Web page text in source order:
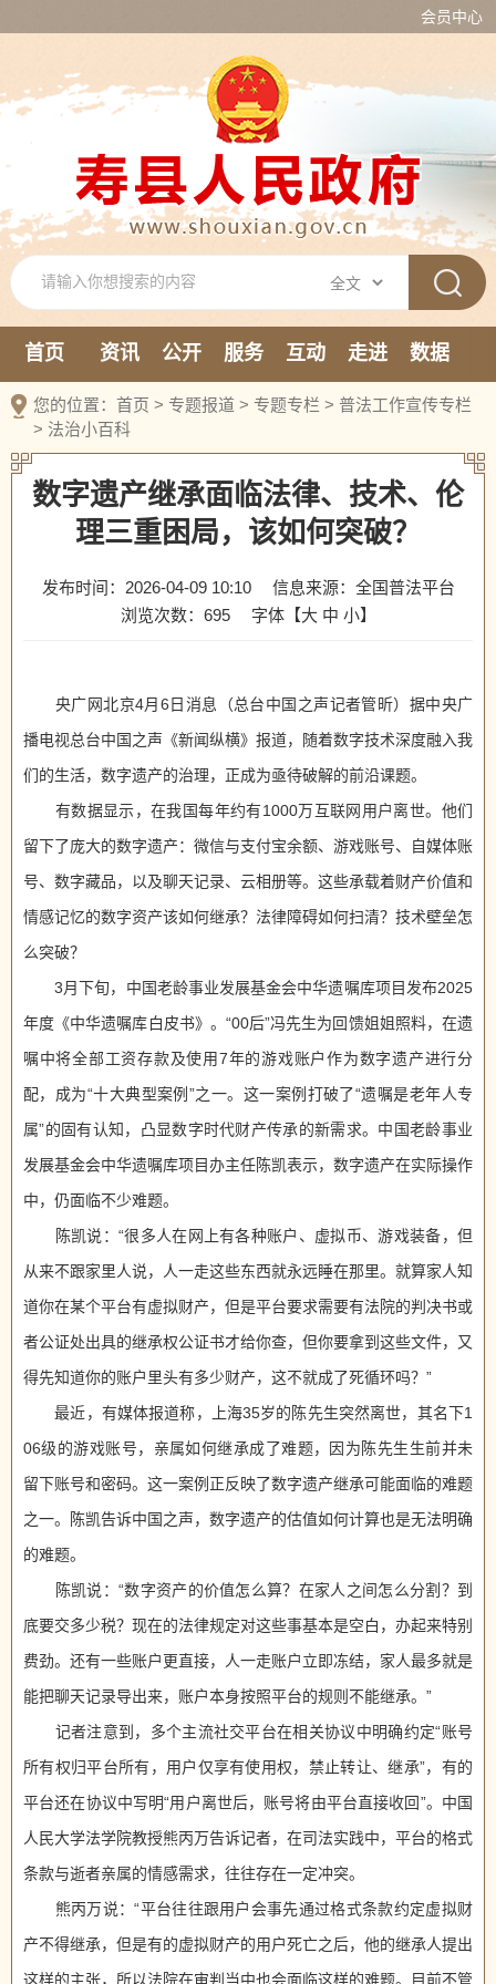
会员中心
首页 资讯 公开 服务 互动 走进
数据
新媒体
您的位置： 首页 > 专题报道 > 专题专栏 > 普法工作宣传专栏
> 法治小百科
数字遗产继承面临法律、技术、伦
理三重困局，该如何突破？
发布时间：2026-04-09 10:10
信息来源：全国普法平台
浏览次数： 695 字体【大 中 小】
央广网北京4月6日消息（总台中国之声记者管昕）据中央广
播电视总台中国之声《新闻纵横》报道，随着数字技术深度融入我
们的生活，数字遗产的治理，正成为亟待破解的前沿课题。
有数据显示，在我国每年约有1000万互联网用户离世。他们
留下了庞大的数字遗产：微信与支付宝余额、游戏账号、自媒体账
号、数字藏品，以及聊天记录、云相册等。这些承载着财产价值和
情感记忆的数字资产该如何继承？法律障碍如何扫清？技术壁垒怎
么突破？
3月下旬，中国老龄事业发展基金会中华遗嘱库项目发布2025
年度《中华遗嘱库白皮书》。“00后”冯先生为回馈姐姐照料，在遗
嘱中将全部工资存款及使用7年的游戏账户作为数字遗产进行分
配，成为“十大典型案例”之一。这一案例打破了“遗嘱是老年人专
属”的固有认知，凸显数字时代财产传承的新需求。中国老龄事业
发展基金会中华遗嘱库项目办主任陈凯表示，数字遗产在实际操作
中，仍面临不少难题。
陈凯说：“很多人在网上有各种账户、虚拟币、游戏装备，但
从来不跟家里人说，人一走这些东西就永远睡在那里。就算家人知
道你在某个平台有虚拟财产，但是平台要求需要有法院的判决书或
者公证处出具的继承权公证书才给你查，但你要拿到这些文件，又
得先知道你的账户里头有多少财产，这不就成了死循环吗？”
最近，有媒体报道称，上海35岁的陈先生突然离世，其名下1
06级的游戏账号，亲属如何继承成了难题，因为陈先生生前并未
留下账号和密码。这一案例正反映了数字遗产继承可能面临的难题
之一。陈凯告诉中国之声，数字遗产的估值如何计算也是无法明确
的难题。
陈凯说：“数字资产的价值怎么算？在家人之间怎么分割？到
底要交多少税？现在的法律规定对这些事基本是空白，办起来特别
费劲。还有一些账户更直接，人一走账户立即冻结，家人最多就是
能把聊天记录导出来，账户本身按照平台的规则不能继承。”
记者注意到，多个主流社交平台在相关协议中明确约定“账号
所有权归平台所有，用户仅享有使用权，禁止转让、继承”，有的
平台还在协议中写明“用户离世后，账号将由平台直接收回”。中国
人民大学法学院教授熊丙万告诉记者，在司法实践中，平台的格式
条款与逝者亲属的情感需求，往往存在一定冲突。
熊丙万说：“平台往往跟用户会事先通过格式条款约定虚拟财
产不得继承，但是有的虚拟财产的用户死亡之后，他的继承人提出
这样的主张，所以法院在审判当中也会面临这样的难题。目前不管